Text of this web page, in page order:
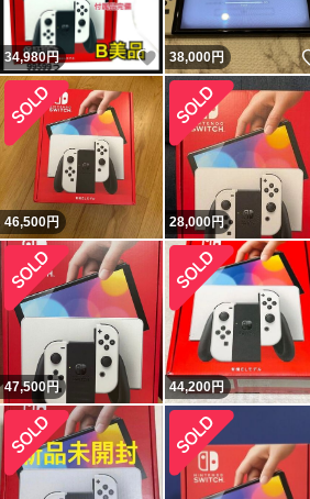
34,980円 いいね！
38,000円
46,500円 28,000円
47,500円 44,200円